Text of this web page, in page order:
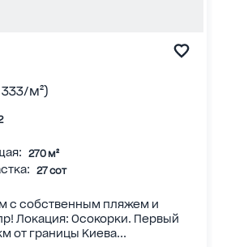
м²)
270 м²
27 сот
с собственным пляжем и
Локация: Осокорки. Первый
от границы Киева...